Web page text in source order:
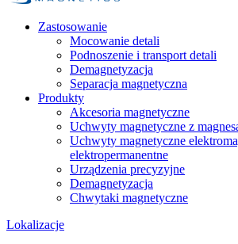
Zastosowanie
Mocowanie detali
Podnoszenie i transport detali
Demagnetyzacja
Separacja magnetyczna
Produkty
Akcesoria magnetyczne
Uchwyty magnetyczne z
Uchwyty magnetyczne
elektropermanentne
Urządzenia precyzyjne
Demagnetyzacja
Chwytaki magnetyczne
Lokalizacje